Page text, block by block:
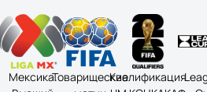
Мексика.ТоварищескиеКвалификация